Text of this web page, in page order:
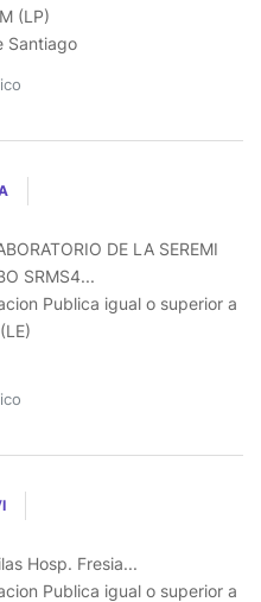
(LP)
Santiago
DE LA SEREMI
SRMS4...
Publica igual o superior a
Hosp. Fresia...
Publica igual o superior a